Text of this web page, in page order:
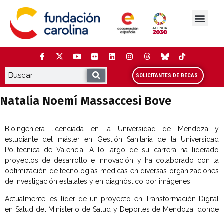
contenido
SOLICITANTES DE BECAS
Natalia Noemí Massaccesi Bove
Bioingeniera licenciada en la Universidad de Mendoza y
estudiante del máster en Gestión Sanitaria de la Universidad
Politécnica de Valencia. A lo largo de su carrera ha liderado
proyectos de desarrollo e innovación y ha colaborado con la
optimización de tecnologías médicas en diversas organizaciones
de investigación estatales y en diagnóstico por imágenes.
Actualmente, es líder de un proyecto en Transformación Digital
en Salud del Ministerio de Salud y Deportes de Mendoza, donde